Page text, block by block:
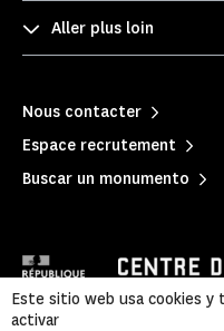
Aller plus loin
Nous contacter
Espace recrutement
Buscar un monumento
Este sitio web usa cookies
activar